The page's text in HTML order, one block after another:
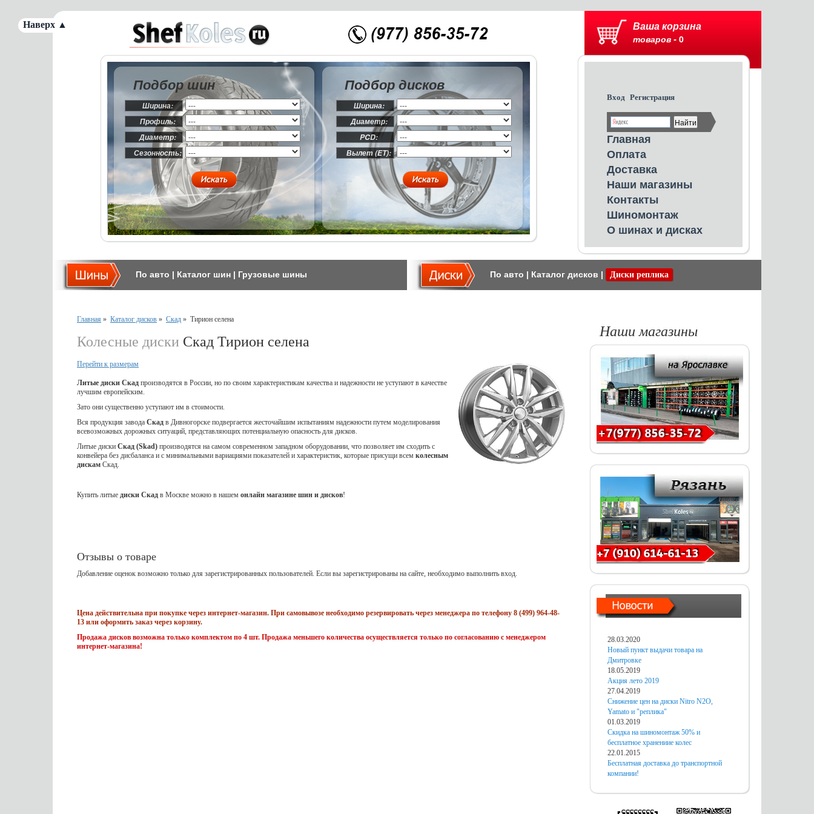
Ваша корзина
товаров - 0
Вход Регистрация
Главная
Оплата
Доставка
Наши магазины
Контакты
Шиномонтаж
О шинах и дисках
Подбор шин
Ширина:
Профиль:
Диаметр:
Сезонность:
Подбор дисков
Ширина:
Диаметр:
PCD:
Вылет (ET):
По авто | Каталог шин | Грузовые шины По авто | Каталог дисков | Диски реплика
Главная » Каталог дисков » Скад » Тирион селена
Колесные диски Скад Тирион селена
Перейти к размерам
Литые диски Скад производятся в России, но по своим характеристикам качества и надежности не уступают в качестве
лучшим европейским.
Зато они существенно уступают им в стоимости.
Вся продукция завода Скад в Дивногорске подвергается жесточайшим испытаниям надежности путем моделирования
всевозможных дорожных ситуаций, представляющих потенциальную опасность для дисков.
Литые диски Скад (Skad) производятся на самом современном западном оборудовании, что позволяет им сходить с
конвейера без дисбаланса и с минимальными вариациями показателей и характеристик, которые присущи всем колесным
дискам Скад.
Купить литые диски Скад в Москве можно в нашем онлайн магазине шин и дисков!
Отзывы о товаре
Добавление оценок возможно только для зарегистрированных пользователей. Если вы зарегистрированы на сайте, необходимо выполнить вход.
Цена действительна при покупке через интернет-магазин. При самовывозе необходимо резервировать через менеджера по телефону 8 (499) 964-48-
13 или оформить заказ через корзину.
Продажа дисков возможна только комплектом по 4 шт. Продажа меньшего количества осуществляется только по согласованию с менеджером
интернет-магазина!
Наши магазины
28.03.2020
Новый пункт выдачи товара на
Дмитровке
18.05.2019
Акция лето 2019
27.04.2019
Снижение цен на диски Nitro N2O,
Yamato и "реплика"
01.03.2019
Скидка на шиномонтаж 50% и
бесплатное хранениие колес
22.01.2015
Бесплатная доставка до транспортной
компании!
Наверх ▲